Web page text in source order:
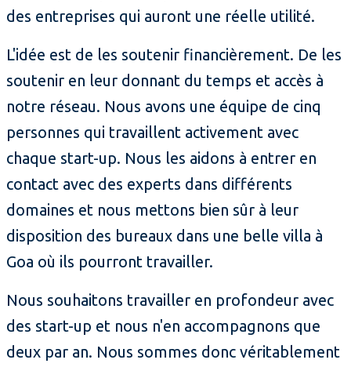
des entreprises qui auront une réelle utilité.
L'idée est de les soutenir financièrement. De les
soutenir en leur donnant du temps et accès à
notre réseau. Nous avons une équipe de cinq
personnes qui travaillent activement avec
chaque start-up. Nous les aidons à entrer en
contact avec des experts dans différents
domaines et nous mettons bien sûr à leur
disposition des bureaux dans une belle villa à
Goa où ils pourront travailler.
Nous souhaitons travailler en profondeur avec
des start-up et nous n'en accompagnons que
deux par an. Nous sommes donc véritablement